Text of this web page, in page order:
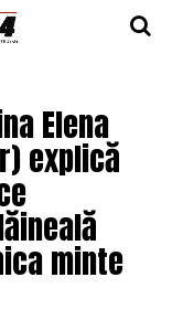
Elena
explică
minte